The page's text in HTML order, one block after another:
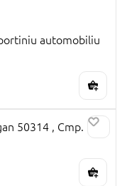
automobiliu
50314 , Cmp.